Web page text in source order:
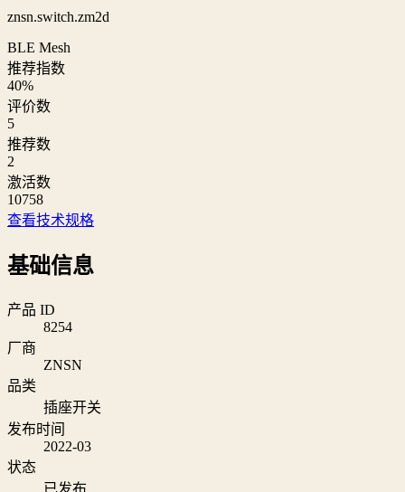
znsn.switch.zm2d
BLE Mesh
推荐指数
40%
评价数
5
推荐数
2
激活数
10758
查看技术规格
基础信息
产品 ID
8254
厂商
ZNSN
品类
插座开关
发布时间
2022-03
状态